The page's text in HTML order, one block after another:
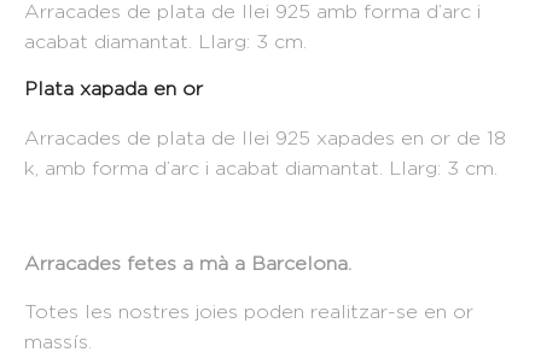
Arracades de plata de llei 925 amb forma d’arc i
acabat diamantat. Llarg: 3 cm.
Plata xapada en or
Arracades de plata de llei 925 xapades en or de 18
k, amb forma d’arc i acabat diamantat. Llarg: 3 cm.
Arracades fetes a mà a Barcelona.
Totes les nostres joies poden realitzar-se en or
massís.